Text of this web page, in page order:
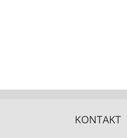
KONTAKT